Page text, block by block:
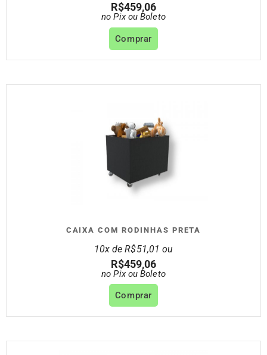
R$459,06
no Pix ou Boleto
Comprar
CAIXA COM RODINHAS PRETA
10x deR$51,01 ou
R$459,06
no Pix ou Boleto
Comprar